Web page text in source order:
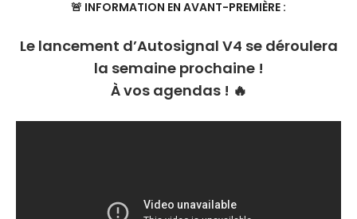
🚨 INFORMATION EN AVANT-PREMIÈRE :
Le lancement d’Autosignal V4 se déroulera
la semaine prochaine !
À vos agendas ! 🔥